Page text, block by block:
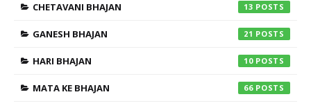
CHETAVANI BHAJAN 13
GANESH BHAJAN 21
HARI BHAJAN 10
MATA KE BHAJAN 66